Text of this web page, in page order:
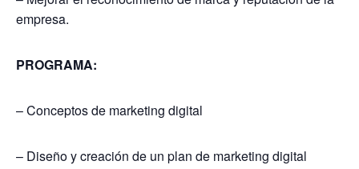
empresa.
PROGRAMA:
– Conceptos de marketing digital
– Diseño y creación de un plan de marketing digital